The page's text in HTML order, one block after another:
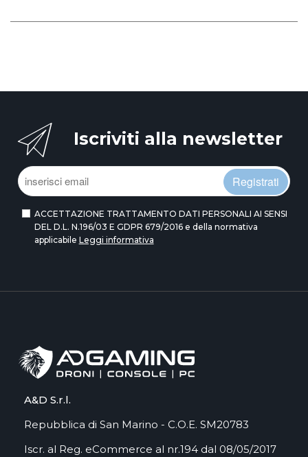
Iscriviti alla newsletter
Registrati
ACCETTAZIONE TRATTAMENTO DATI PERSONALI AI SENSI
DEL D.L. N.196/03 E GDPR 679/2016 e della normativa
applicabile Leggi informativa
A&D S.r.l.
Repubblica di San Marino - C.O.E. SM20783
Iscr. al Reg. eCommerce al nr.194 dal 08/05/2017